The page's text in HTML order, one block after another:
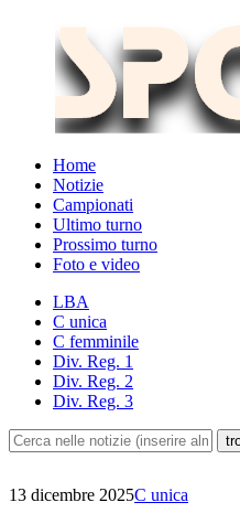
Home
Notizie
Campionati
Ultimo turno
Prossimo turno
Foto e video
LBA
C unica
C femminile
Div. Reg. 1
Div. Reg. 2
Div. Reg. 3
13 dicembre 2025C unica